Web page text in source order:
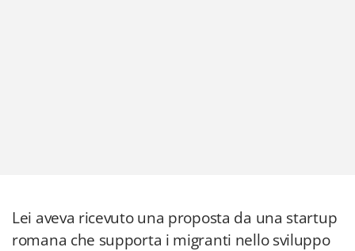
Lei aveva ricevuto una proposta da una startup
romana che supporta i migranti nello sviluppo